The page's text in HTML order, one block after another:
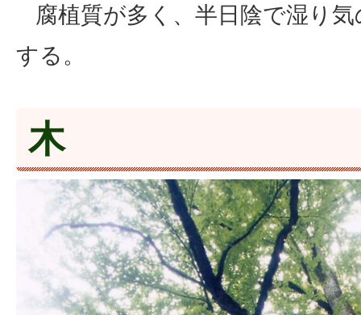
腐植質が多く、半日陰で湿り
する。
木